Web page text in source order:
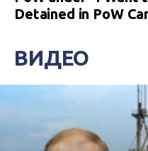
Detained in PoW
ВИДЕО